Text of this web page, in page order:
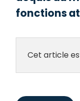
fonctions
Cet article